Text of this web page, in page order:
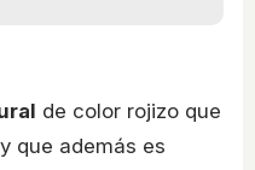
de color rojizo que
que además es